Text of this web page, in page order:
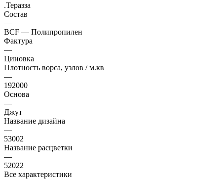
.Теразза
Состав
—
BCF — Полипропилен
Фактура
—
Циновка
Плотность ворса, узлов / м.кв
—
192000
Основа
—
Джут
Название дизайна
—
53002
Название расцветки
—
52022
Все характеристики